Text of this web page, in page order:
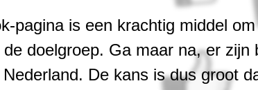
pagina is een krachtig middel
doelgroep. Ga maar na, er zijn
De kans is dus groot